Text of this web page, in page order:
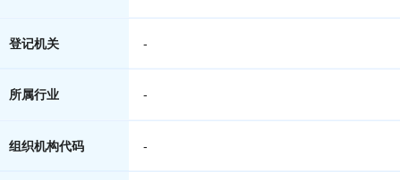
登记机关 -
所属行业 -
组织机构代码 -